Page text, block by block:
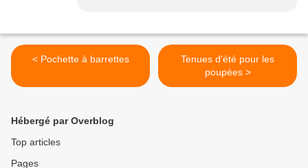
< Pochette à barrettes
Tenues d'été pour les
poupées >
Hébergé par Overblog
Top articles
Pages